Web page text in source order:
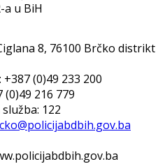
a u BiH
8, 76100 Brčko distrikt
(0)49 233 200
(0)49 216 779
122